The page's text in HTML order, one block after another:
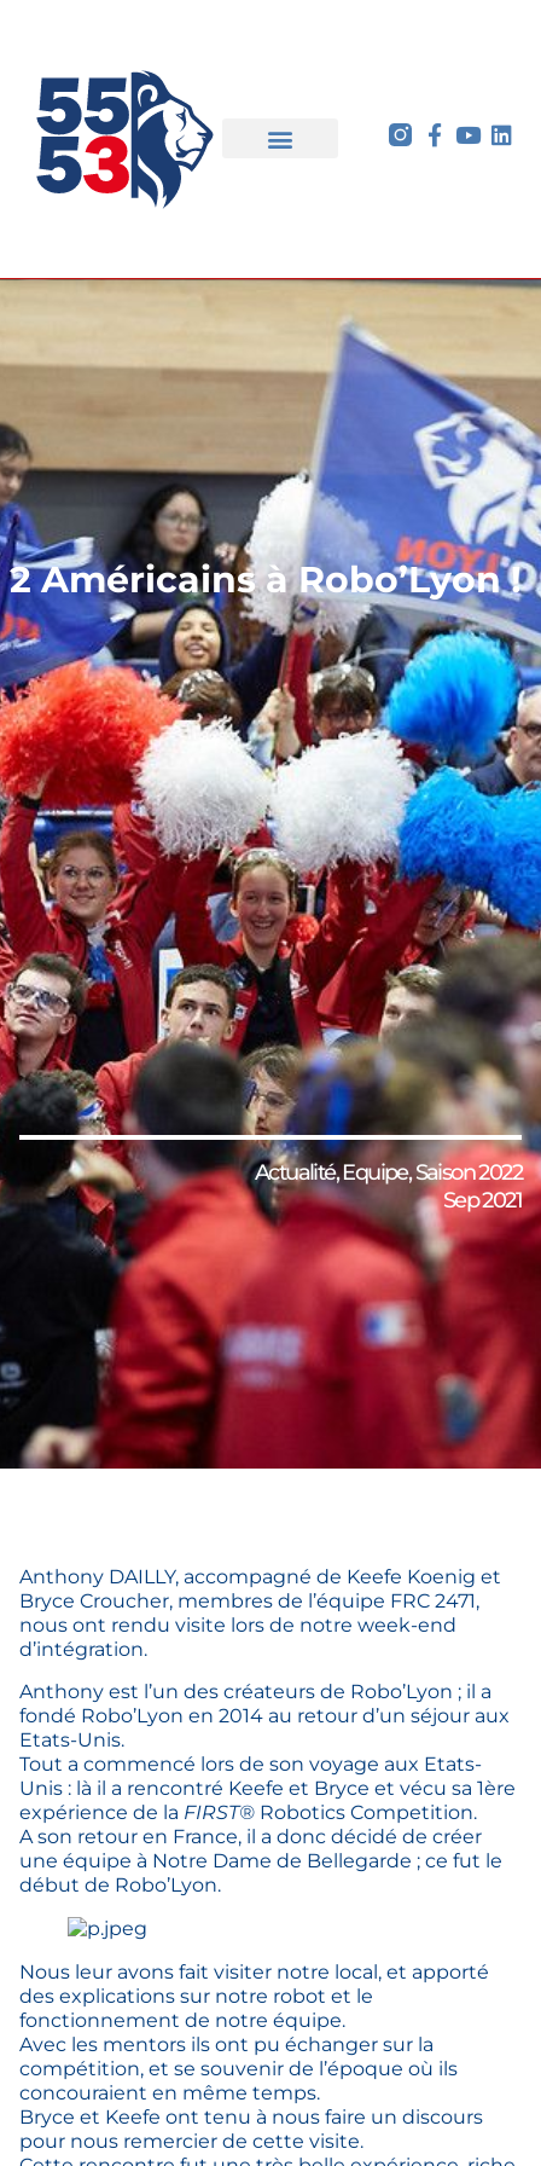
2 Américains à Robo’Lyon !
Actualité,Equipe,Saison 2022
Sep 2021
Anthony DAILLY, accompagné de Keefe Koenig et
Bryce Croucher, membres de l’équipe FRC 2471,
nous ont rendu visite lors de notre week-end
d’intégration.
Anthony est l’un des créateurs de Robo’Lyon ; il a
fondé Robo’Lyon en 2014 au retour d’un séjour aux
Etats-Unis.
Tout a commencé lors de son voyage aux Etats-
Unis : là il a rencontré Keefe et Bryce et vécu sa 1ère
expérience de la FIRST® Robotics Competition.
A son retour en France, il a donc décidé de créer
une équipe à Notre Dame de Bellegarde ; ce fut le
début de Robo’Lyon.
Nous leur avons fait visiter notre local, et apporté
des explications sur notre robot et le
fonctionnement de notre équipe.
Avec les mentors ils ont pu échanger sur la
compétition, et se souvenir de l’époque où ils
concouraient en même temps.
Bryce et Keefe ont tenu à nous faire un discours
pour nous remercier de cette visite.